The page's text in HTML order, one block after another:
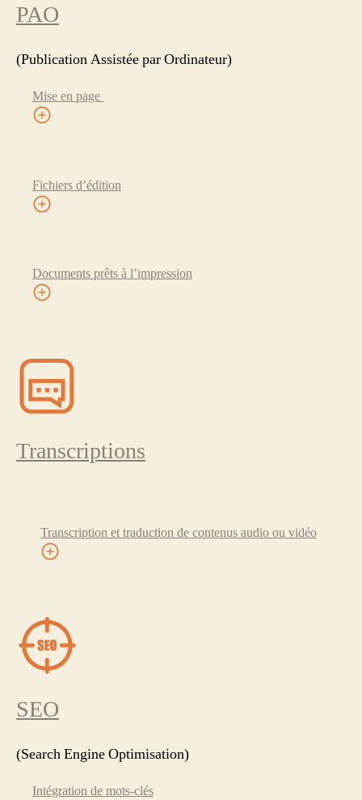
PAO
(Publication Assistée par Ordinateur)
Mise en page
Fichiers d’édition
Documents prêts à l’impression
Transcriptions
Transcription et traduction de contenus audio ou vidéo
SEO
(Search Engine Optimisation)
Intégration de mots-clés